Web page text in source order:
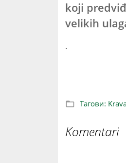
koji
velikih
.
Тагови:
Komentari